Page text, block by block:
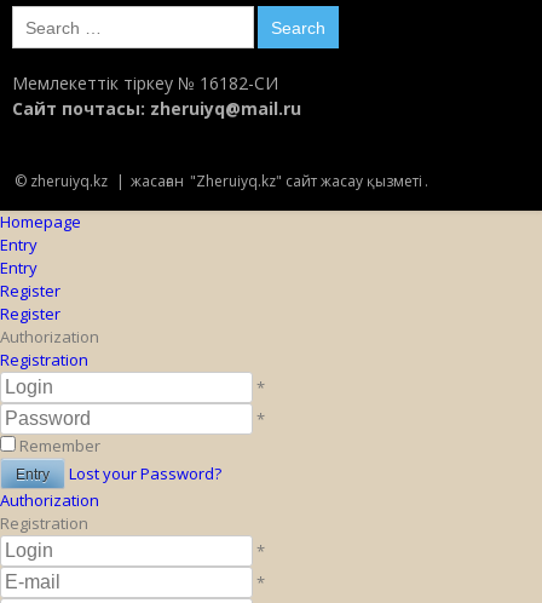
for:
Мемлекеттік тіркеу № 16182-СИ
Сайт почтасы: zheruiyq@mail.ru
© zheruiyq.kz | жасаған "Zheruiyq.kz" сайт жасау қызметі .
Homepage
Entry
Entry
Register
Register
Authorization
Registration
*
*
Remember
Lost your Password?
Authorization
Registration
*
*